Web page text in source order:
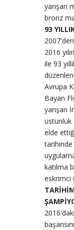
yarışan
bronz
93
2016
ile 93
Avrupa
Bayan
yarışan
üstünlük
elde
tarihinde
katılma
eskrimci